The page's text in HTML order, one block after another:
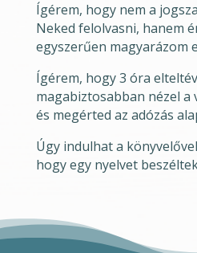
Ígérem, hogy nem a
Neked felolvasni, hanem
egyszerűen magyarázom
Ígérem, hogy 3 óra
magabiztosabban nézel a
és megérted az adózás
Úgy indulhat a
hogy egy nyelvet